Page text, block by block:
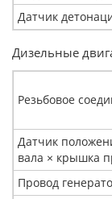
Датчик
Дизельные
Резьбовое
Датчик
вала × крышка
Провод